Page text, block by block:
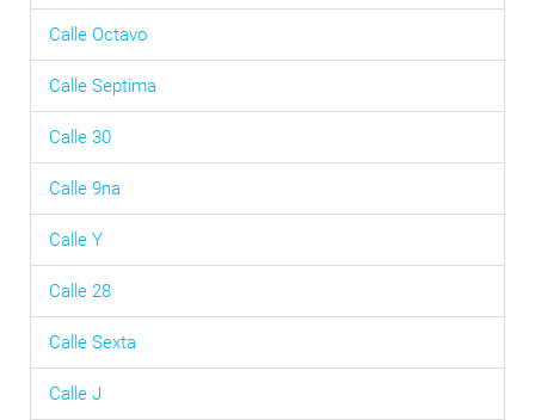
Calle Octavo
Calle Septima
Calle 30
Calle 9na
Calle Y
Calle 28
Calle Sexta
Calle J